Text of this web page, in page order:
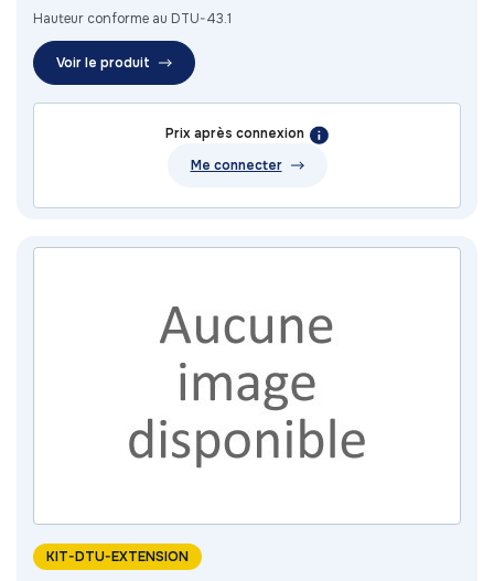
Hauteur conforme au DTU-43.1
Voir le produit
Prix après connexion
Me connecter
KIT-DTU-EXTENSION